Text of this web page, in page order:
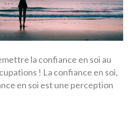
la confiance en soi au
! La confiance en soi,
en soi est une perception